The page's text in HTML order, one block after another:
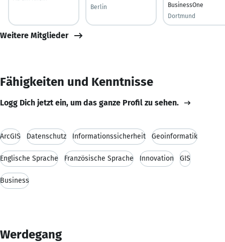
Berlin
BusinessOne
Dortmund
Weitere Mitglieder
Fähigkeiten und Kenntnisse
Logg Dich jetzt ein, um das ganze Profil zu sehen.
ArcGIS Datenschutz Informationssicherheit Geoinformatik
Englische Sprache Französische Sprache Innovation GIS
Business
Werdegang